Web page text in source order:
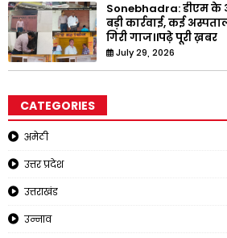
Sonebhadra: डीएम के
बड़ी कार्रवाई, कई
गिरी गाज।।पढ़े पूरी ख़बर
July 29, 2026
CATEGORIES
अमेठी
उत्तर प्रदेश
उत्तराखंड
उन्नाव